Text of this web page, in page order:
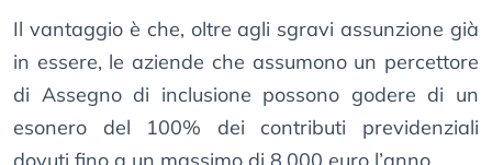
Il vantaggio è che, oltre agli sgravi assunzione già
in essere, le aziende che assumono un percettore
di Assegno di inclusione possono godere di un
esonero del 100% dei contributi previdenziali